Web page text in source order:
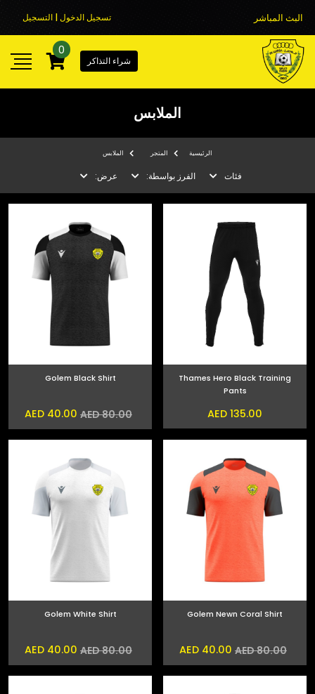
البث المباشر تسجيل الدخول | التسجيل
شراء التذاكر
0
الملابس
الرئيسية المتجر الملابس
فئات الفرز بواسطة: عرض:
Thames Hero Black Training
Pants
AED 135.00
Golem Black Shirt
AED 80.00
Golem Newn Coral Shirt
AED 80.00
Golem White Shirt
AED 80.00